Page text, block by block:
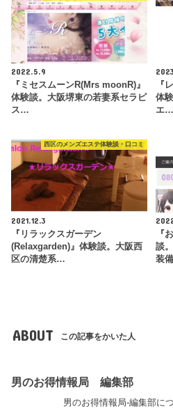
2022.5.9
『ミセスムーンR(Mrs moonR)』
体験談。大阪堺東の若妻系セラピ
ス…
『
体
エ…
西区のメンズエステ体験談・口コミ
2021.12.3
『リラックスガーデン
(Relaxgarden)』体験談。大阪西
区の清楚系…
『
談
装
ABOUT この記事をかいた人
男のお得情報局 編集部
男のお得情報局-編集部に